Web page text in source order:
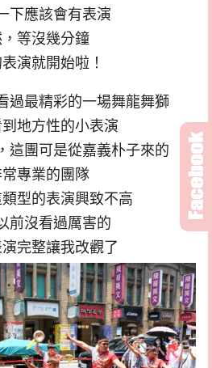
下應該會有表演
等沒幾分鐘
演就開始啦！
過最精彩的一場舞龍舞獅
地方性的小表演
這團可是從嘉義朴子來的
專業的團隊
型的表演興致不高
前沒看過厲害的
完整讓我改觀了